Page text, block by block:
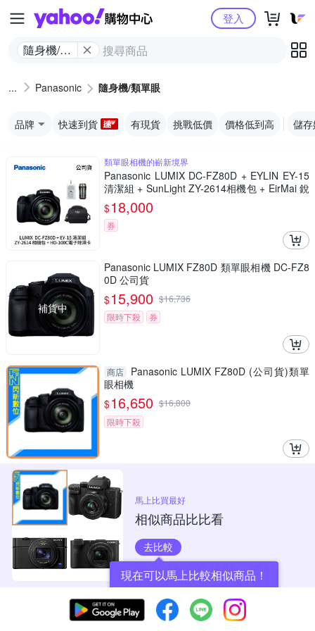
Yahoo購物中心
隨身機/類
登入
Panasonic 隨身機/類單眼
品牌 快速到貨 有現貨 挑戰低價 價格低到高 儲
類單眼相機的嶄新境界
Panasonic LUMIX DC-FZ80D + EYLIN EY-15
清潔組 + SunLight ZY-2614相機包 + EirMai 銳
瑪 HD-100C電子除濕卡 FZ80D (公司貨)
$18,000
券
補貨中
Panasonic LUMIX FZ80D 類單眼相機 DC-FZ8
0D 公司貨
$15,900 $16,736
限時下殺
券
商店
Panasonic LUMIX FZ80D (公司貨)類單
眼相機
$16,650 $16,800
限時下殺
馬上比買最好
相似商品比比看
去比較
現在可以馬上比較相似商品！